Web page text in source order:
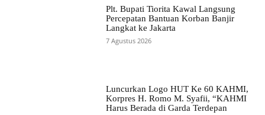
Plt. Bupati Tiorita Kawal Langsung
Percepatan Bantuan Korban Banjir
Langkat ke Jakarta
7 Agustus 2026
Luncurkan Logo HUT Ke 60 KAHMI,
Korpres H. Romo M. Syafii, “KAHMI
Harus Berada di Garda Terdepan